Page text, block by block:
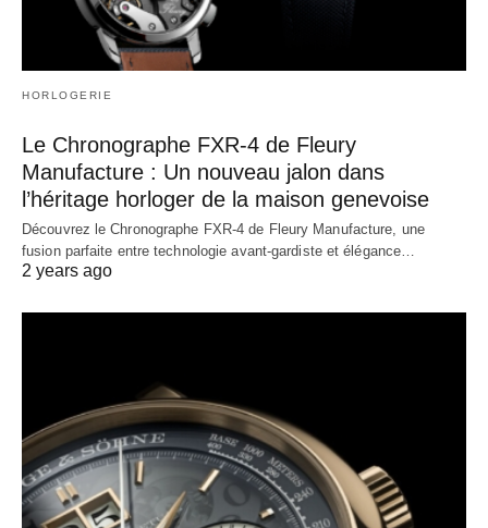
HORLOGERIE
Le Chronographe FXR-4 de Fleury
Manufacture : Un nouveau jalon dans
l’héritage horloger de la maison genevoise
Découvrez le Chronographe FXR-4 de Fleury Manufacture, une
fusion parfaite entre technologie avant-gardiste et élégance…
2 years ago